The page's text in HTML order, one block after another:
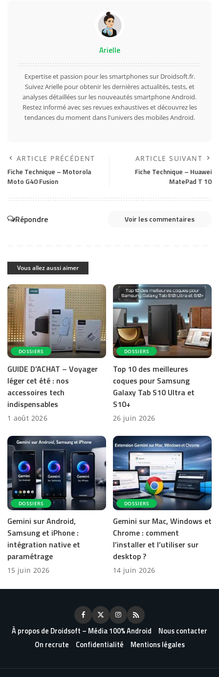
Arielle
Expertise et passion pour les smartphones sur Droidsoft.fr.
Suivez Arielle pour obtenir les dernières actualités, tests, et
analyses détaillées sur les nouveautés smartphone Android.
Restez informé avec ses revues exhaustives et découvrez les
tendances du moment dans l'univers des mobiles Android.
ARTICLE PRÉCÉDENT
Fiche Technique – Motorola
Moto G40 Fusion
ARTICLE SUIVANT
Fiche Technique – Huawei
MatePad T 10
Répondre Voir les commentaires
Vous allez aussi aimer
DOSSIERS
GUIDE D’ACHAT – Voyager
léger cet été : nos
accessoires tech
indispensables
1 août 2026
DOSSIERS
Top 10 des meilleures
coques pour Samsung
Galaxy Tab S10 Ultra et
S10+
26 juin 2026
DOSSIERS
Gemini sur Android,
Samsung et iPhone :
intégration native et
paramétrage
15 juin 2026
DOSSIERS
Gemini sur Mac, Windows et
Chrome : comment
l’installer et l’utiliser sur
desktop ?
14 juin 2026
À propos de Droidsoft – Média 100% Android
Nous contacter
On recrute
Confidentialité Mentions légales